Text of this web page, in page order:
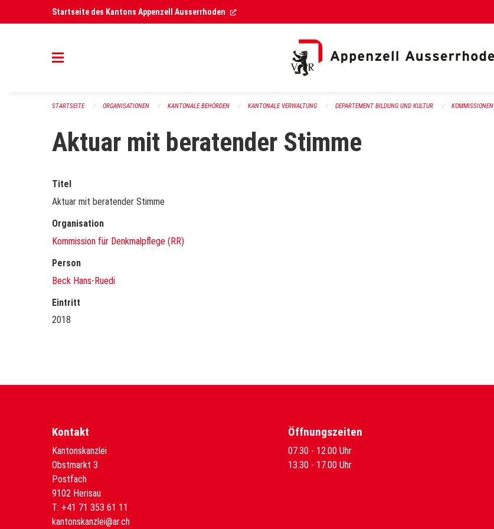
Navigation überspringenStartseite des Kantons Appenzell Ausserrhoden (External Link)
STARTSEITE ORGANISATIONEN KANTONALE BEHÖRDEN KANTONALE VERWALTUNG DEPARTEMENT BILDUNG UND KULTUR KOMMISSIONEN
Aktuar mit beratender Stimme
Titel
Aktuar mit beratender Stimme
Organisation
Kommission für Denkmalpflege (RR)
Person
Beck Hans-Ruedi
Eintritt
2018
Kontakt
Kantonskanzlei
Obstmarkt 3
Postfach
9102 Herisau
T: +41 71 353 61 11
kantonskanzlei@ar.ch
Öffnungszeiten
07.30 - 12.00 Uhr
13.30 - 17.00 Uhr